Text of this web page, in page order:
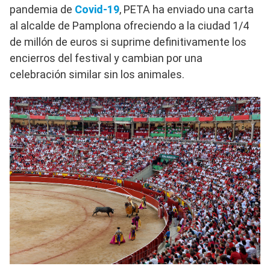
pandemia de Covid-19, PETA ha enviado una carta
al alcalde de Pamplona ofreciendo a la ciudad 1/4
de millón de euros si suprime definitivamente los
encierros del festival y cambian por una
celebración similar sin los animales.